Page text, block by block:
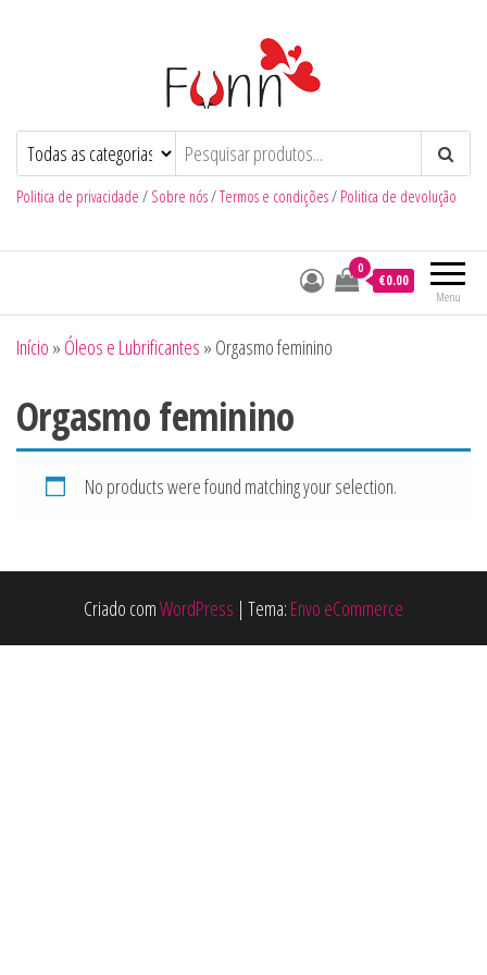
Funn Num Click de Diversão
Politica de privacidade / Sobre nós/Termos e condições/ Politica de devolução
Menu
0
€0.00
Início » Óleos e Lubrificantes » Orgasmo feminino
Orgasmo feminino
No products were found matching your selection.
Criado comWordPress | Tema: Envo eCommerce